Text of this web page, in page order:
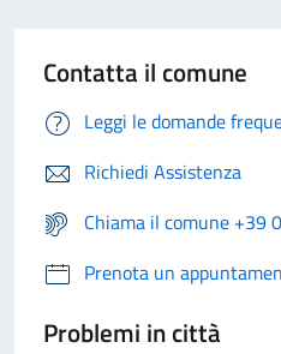
Contatta il comune
Leggi le domande
Richiedi Assistenza
Chiama il comune +39
Prenota un
Problemi in città